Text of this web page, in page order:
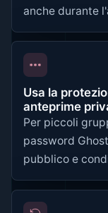
anche durante
Usa la
anteprime
Per piccoli
password
pubblico e